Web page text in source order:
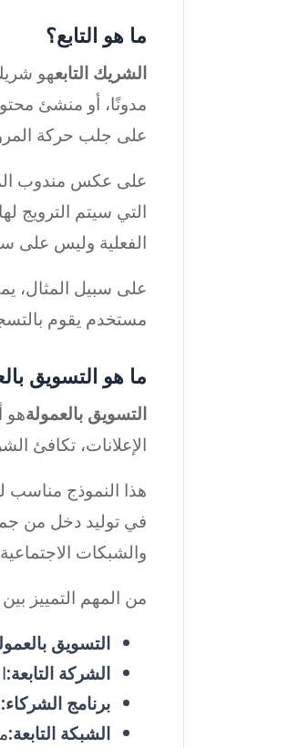
ما هو التابع؟
الشريك التابعهو
مدونًا، أو منشئ
على جلب حركة
على عكس مندوب
التي سيتم الترويج
الفعلية وليس على
على سبيل المثال،
مستخدم يقوم
ما هو التسويق
التسويق بالعمولةهو
الإعلانات، تكافئ
هذا النموذج مناسب
في توليد دخل من
والشبكات
من المهم التمييز
التسويق
الشركة التابعة:
برنامج الشركاء:
الشبكة التابعة: